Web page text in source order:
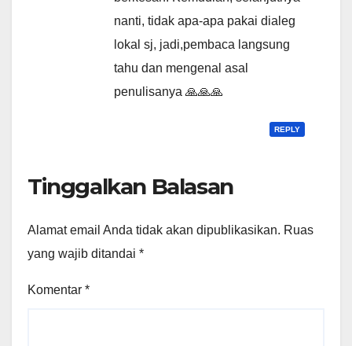
nanti, tidak apa-apa pakai dialeg
lokal sj, jadi,pembaca langsung
tahu dan mengenal asal
penulisanya 🙏🙏🙏
REPLY
Tinggalkan Balasan
Alamat email Anda tidak akan dipublikasikan. Ruas
yang wajib ditandai *
Komentar *